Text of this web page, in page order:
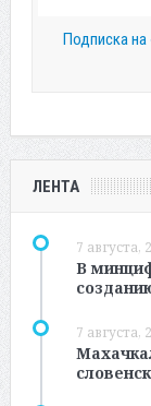
Подписка на
ЛЕНТА
7 августа,
В
7 августа,